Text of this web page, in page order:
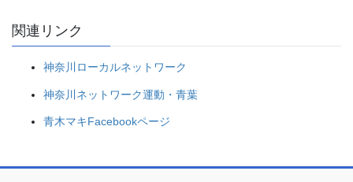
関連リンク
神奈川ローカルネットワーク
神奈川ネットワーク運動・青葉
青木マキFacebookページ